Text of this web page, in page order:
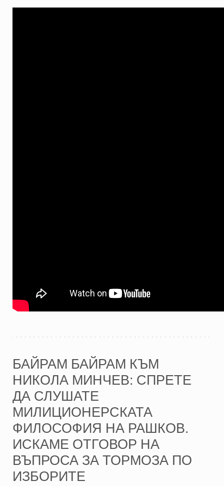
БАЙРАМ БАЙРАМ КЪМ
НИКОЛА МИНЧЕВ: СПРЕТЕ
ДА СЛУШАТЕ
МИЛИЦИОНЕРСКАТА
ФИЛОСОФИЯ НА РАШКОВ.
ИСКАМЕ ОТГОВОР НА
ВЪПРОСА ЗА ТОРМОЗА ПО
ИЗБОРИТЕ